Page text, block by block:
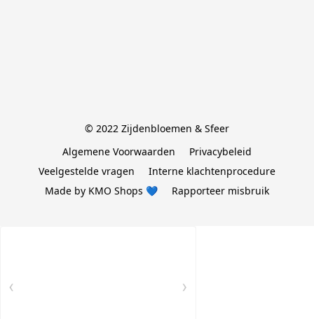
© 2022 Zijdenbloemen & Sfeer
Algemene Voorwaarden
Privacybeleid
Veelgestelde vragen
Interne klachtenprocedure
Made by KMO Shops 💙
Rapporteer misbruik